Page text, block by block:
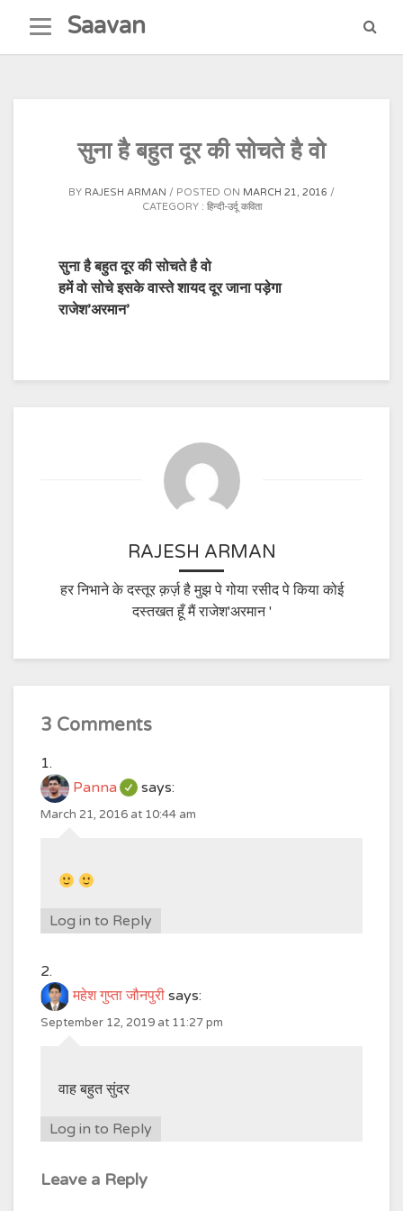
content
Saavan
सुना है बहुत दूर की सोचते है वो
BY RAJESH ARMAN POSTED ON MARCH 21, 2016
CATEGORY : हिन्दी-उर्दू कविता
सुना है बहुत दूर की सोचते है वो
हमें वो सोचे इसके वास्ते शायद दूर जाना पड़ेगा
राजेश’अरमान’
RAJESH ARMAN
हर निभाने के दस्तूर क़र्ज़ है मुझ पे गोया रसीद पे किया कोई
दस्तखत हूँ मैं राजेश'अरमान '
3 Comments
Panna says:
March 21, 2016 at 10:44 am
Log in to Reply
महेश गुप्ता जौनपुरी says:
September 12, 2019 at 11:27 pm
वाह बहुत सुंदर
Log in to Reply
Leave a Reply